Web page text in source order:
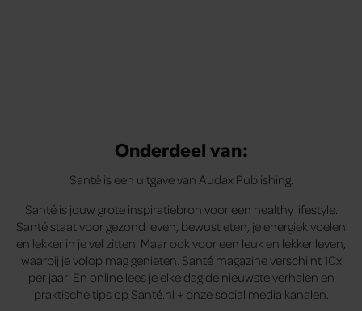
Onderdeel van:
Santé is een uitgave van Audax Publishing.
Santé is jouw grote inspiratiebron voor een healthy lifestyle.
Santé staat voor gezond leven, bewust eten, je energiek voelen
en lekker in je vel zitten. Maar ook voor een leuk en lekker leven,
waarbij je volop mag genieten. Santé magazine verschijnt 10x
per jaar. En online lees je elke dag de nieuwste verhalen en
praktische tips op Santé.nl + onze social media kanalen.